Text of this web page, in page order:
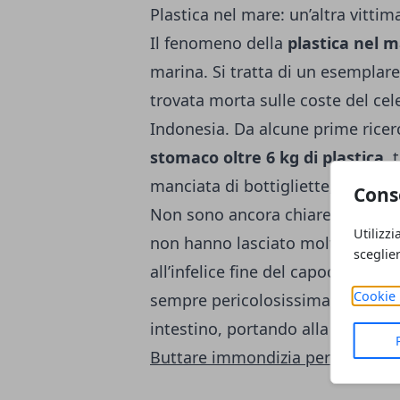
Cookie
Plastica nel mare: un’altra
Il fenomeno della plastica nel
marina. Si tratta di un
trovata morta sulle coste del
Indonesia. Da alcune prime
stomaco oltre 6 kg di plastica,
manciata di bottigliette,
Non sono ancora chiare le
non hanno lasciato molti
all’infelice fine del capodoglio. Il
sempre pericolosissima per gli
intestino, portando alla
Buttare immondizia per strada: